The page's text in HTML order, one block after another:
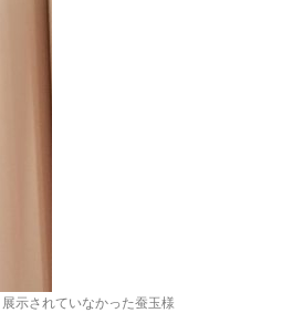
示されていなかった蚕玉様